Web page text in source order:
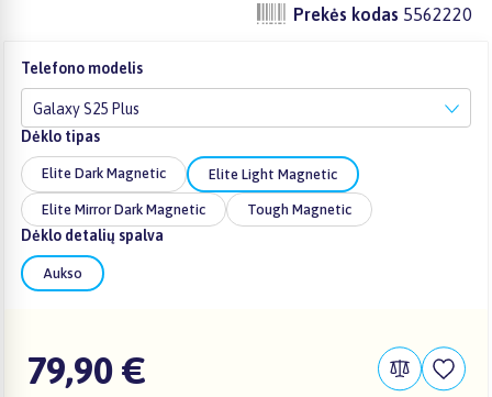
Prekės kodas 5562220
Telefono modelis
Galaxy S25 Plus
Dėklo tipas
Elite Dark Magnetic Elite Light Magnetic
Elite Mirror Dark Magnetic Tough Magnetic
Dėklo detalių spalva
Aukso
79,90 €